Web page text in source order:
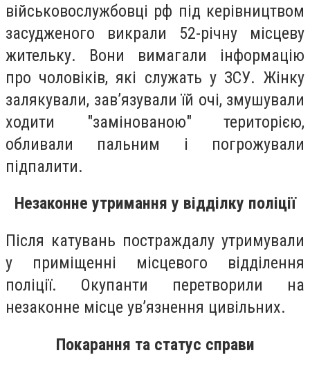
військовослужбовці рф під керівництвом
засудженого викрали 52-річну місцеву
жительку. Вони вимагали інформацію
про чоловіків, які служать у ЗСУ. Жінку
залякували, зав’язували їй очі, змушували
ходити "замінованою" територією,
обливали пальним і погрожували
підпалити.
Незаконне утримання у відділку поліції
Після катувань постраждалу утримували
у приміщенні місцевого відділення
поліції. Окупанти перетворили на
незаконне місце ув’язнення цивільних.
Покарання та статус справи